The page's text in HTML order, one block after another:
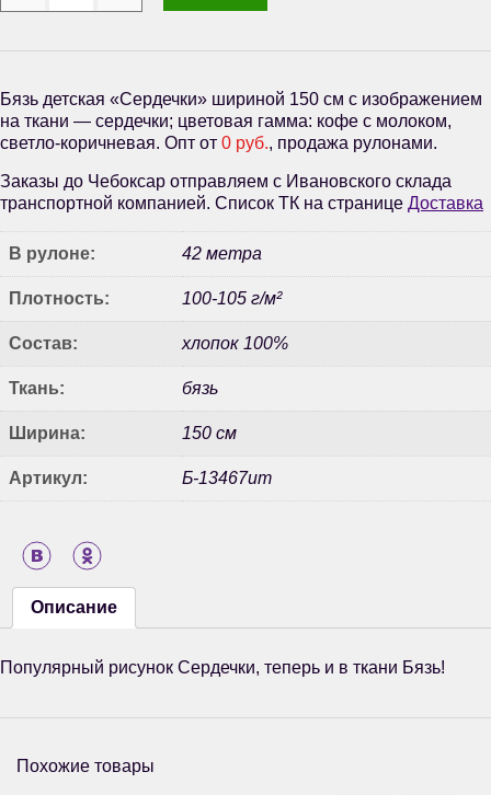
Бязь детская «Сердечки» шириной 150 см с изображением
на ткани — сердечки; цветовая гамма: кофе с молоком,
светло-коричневая. Опт от 0 руб., продажа рулонами.
Заказы до Чебоксар отправляем с Ивановского склада
транспортной компанией. Список ТК на странице Доставка
В рулоне: 42 метра
Плотность: 100-105 г/м²
Состав: хлопок 100%
Ткань: бязь
Ширина: 150 см
Артикул: Б-13467ит
Описание
Популярный рисунок Сердечки, теперь и в ткани Бязь!
Похожие товары